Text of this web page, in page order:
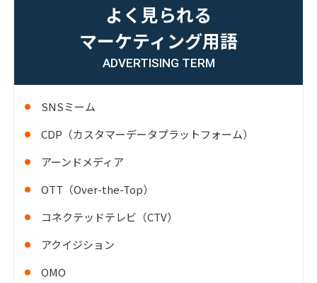
よく見られる
マーケティング用語
ADVERTISING TERM
SNSミーム
CDP（カスタマーデータプラットフォーム）
アーンドメディア
OTT（Over-the-Top）
コネクテッドテレビ（CTV）
アクイジション
OMO